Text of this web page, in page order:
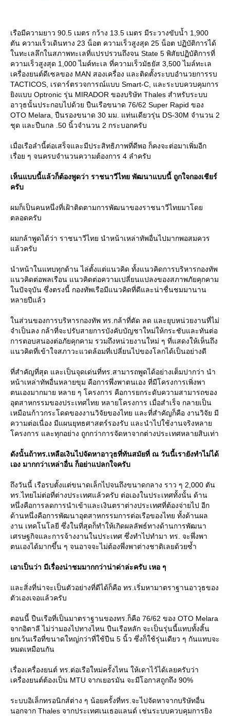
เรือมีความยาว 90.5 เมตร กว้าง 13.5 เมตร มีระวางขับน้ำ 1,900
ตัน ความเร็วเดินทาง 23 น็อต ความเร็วสูงสุด 25 น็อต ปฏิบัติการได้
นทะเลลึกในสภาพทะเลที่แปรปรวนถึงจน State 5 พิสัยปฏิบัติการที่
ความเร็วสูงสุด 1,000 ไมค์ทะเล ที่ความเร็วมัธยัส 3,500 ไมล์ทะเล
เครื่องยนต์ดีเซลของ MAN สองเครื่อง และติดตั้งระบบอำนวยการรบ
TACTICOS, เรดาร์ตรวจการณ์แบบ Smart-C, และระบบควบคุมการ
ิงแบบ Optronic รุ่น MIRADOR ของบริษัท Thales สำหรับระบบ
อาวุธนั้นประกอบไปด้วย ปืนเรือขนาด 76/62 Super Rapid ของ
OTO Melara, ปืนรองขนาด 30 มม. แท่นเดียวรุ่น DS-30M จำนวน 2
ชุด และปืนกล .50 นิ้วจำนวน 2 กระบอกครับ
เมื่อเรือลำนี้ต่อเสร็จและมีประสิทธิภาพที่ดีพอ ก็คงจะต่อมาเพิ่มอีก
เรื่อย ๆ จนครบจำนวนความต้องการ 4 ลำครับ
เห็นแบบนี้แล้วก็ต้องพูดว่า ราชนาวีไทย พัฒนาแบบนี้ ถูกใจกองเชียร์
ครับ
ผมก็เป็นคนหนึ่งที่เฝ้าติดตามการพัฒนาของราชนาวีไทยมาโด
ตลอดครับ
ผมกล้าพูดได้ว่า ราชนาวีไทย นำหน้าเหล่าทัพอื่นไปมากพอสมควร
ล้วครับ
นำหน้าในแทบทุกด้าน ไล่ตั้งแต่แนวคิด ทั้งแนวคิดการบริหารกองทัพ
นวคิดต่อพลเรือน แนวคิดต่อความเปลี่ยนแปลงของสภาพภัยคุกคาม
นปัจจุบัน ซึ่งตรงนี้ กองทัพเรือมีแนวคิดที่ดีและน่าชื่นชมมานาน
หลายปีแล้ว
นส่วนของการบริหารกองทัพ ทร.กล้าที่ตัด ลด และยุบหน่วยงานที่ไม่
จำเป็นลง กล้าที่จะปรับสายการบังคับบัญชาใหม่ให้กระชับและทันต่อ
การตอบสนองต่อภัยคุกคาม รวมถึงหน่วยงานใหม่ ๆ ที่แสดงให้เห็นถึง
นวคิดที่เข้าใจสภาวะแวดล้อมที่เปลี่ยนไปของโลกได้เป็นอย่างดี
ที่สำคัญที่สุด และเป็นจุดเด่นที่ทร.สามารถพูดได้อย่างเต็มปากว่า นำ
หน้าเหล่าทัพอื่นหลายขุม คือการพึ่งพาตนเอง ที่มีโครงการเพิ่งพา
ตนเองมากมาย หลาย ๆ โครงการ คือการยกระดับความสามารถของ
อุตสาหกรรมของประเทศไทย หลายโครงการ เมื่อสำเร็จ กลายเป็น
เหมือนก้าวกระโดดของงานวิจัยของไทย และที่สำคัญก็คือ งานวิจัย มี
ความต่อเนื่อง มีแผนยุทธศาสตร์รองรับ และนำไปใช้งานจริงหลา
ครงการ และทุกอย่าง ถูกกว่าการจัดหาจากต่างประเทศหลายสิบเท่า
ดังนั้นถ้าทร.เหลือเงินไปจัดหาอาวุธที่ทันสมัยที่ ณ วันนี้เรายังทำไม่ได้
เอง มากกว่าเหล่าอื่น ก็อย่าแปลกใจครับ
ถึงวันนี้ เรือรบตั้งแต่ขนาดเล็กไปจนถึงขนาดกลาง ราว ๆ 2,000 ตัน
ทร.ไทยไม่ต่อที่ต่างประเทศแล้วครับ ต่อเองในประเทศทั้งนั้น ด้าน
หนึ่งคือการลดการนำเข้าและเงินตราต่างประเทศที่ต้องจ่ายไป อีก
ด้านหนึ่งคือการพัฒนาอุตสาหกรรมการต่อเรือของไทย ทั้งด้านผล
งาน เทคโนโลยี ซึ่งในที่สุดก็ทำให้เกิดผลลัพธ์ทางด้านการพัฒนา
เศรษฐกิจและการจ้างงานในประเทศ ซึ่งทำไปทำมา ทร. จะพึ่งพา
ตนเองได้มากขึ้น ๆ จนอาจจะไม่ต้องพึ่งพาต่างชาติเลยด้วยซ้ำ
เอาเป็นว่า มีเรื่องน่าชมมากกว่าน่าด่าล่ะครับ เหอ ๆ
ละสิ่งที่น่าจะเป็นตัวอย่างที่ดีได้ก็คือ ทร.เริ่มหามาตราฐานอาวุธของ
ตัวเองเจอแล้วครับ
ตอนนี้ ปืนเรือที่เป็นมาตราฐานของทร.ก็คือ 76/62 ของ OTO Melara
จากอิตาลี ไม่ว่ามองไปทางไหน ปืนเรือหลัก จะเป็นรุ่นนี้แทบทั้งสิ้น
กเว้นเรือที่ขนาดใหญ่กว่าที่ใช้ปืน 5 นิ้ว ซึ่งก็ใช้รุ่นเดียว ๆ กันแทบจะ
หมดเหมือนกัน
เรื่องเครื่องยนต์ ทร.ต่อเรือใหม่ครั้งไหน ให้เดาไว้ได้เลยครับว่า
เครื่องยนต์ต้องเป็น MTU จากเยอรมัน จะมีโอกาสถูกถึง 90%
ระบบอิเล็กทรอนิกส์ต่าง ๆ น้อยครั้งที่ทร.จะไปจัดหาจากบริษัทอื่น
นอกจาก Thales จากประเทศเนเธอแลนด์ เช่นระบบควบคุมการยิง